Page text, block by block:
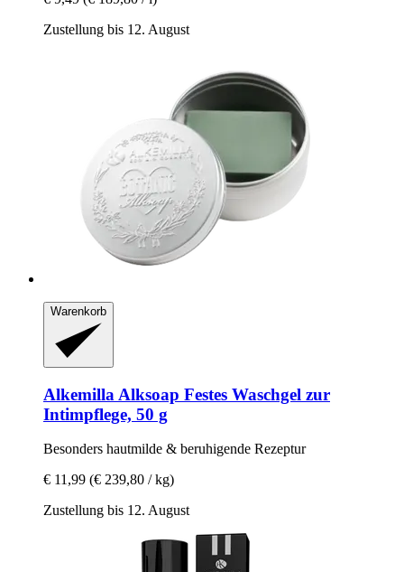
Zustellung bis 12. August
Warenkorb
Alkemilla Alksoap Festes Waschgel zur
Intimpflege, 50 g
Besonders hautmilde & beruhigende Rezeptur
€ 11,99 (€ 239,80 / kg)
Zustellung bis 12. August